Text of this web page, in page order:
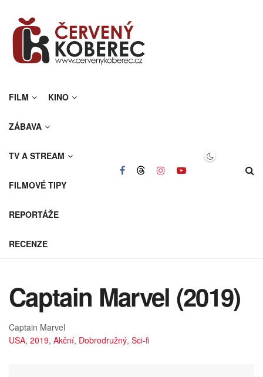
FILM KINO
ZÁBAVA
TV A STREAM
FILMOVÉ TIPY
REPORTÁŽE
RECENZE
Captain Marvel (2019)
Captain Marvel
USA, 2019, Akční, Dobrodružný, Sci-fi